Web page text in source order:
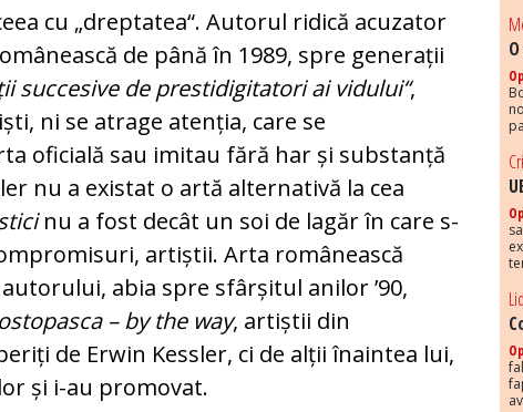
cu „dreptatea“. Autorul ridică acuzator
de până în 1989, spre generații
succesive de prestidigitatori ai vidului“,
ni se atrage atenția, care se
oficială sau imitau fără har și substanță
nu a existat o artă alternativă la cea
nu a fost decât un soi de lagăr în care s-
artiștii. Arta românească
abia spre sfârșitul anilor ’90,
– by the way, artiștii din
de Erwin Kessler, ci de alții înaintea lui,
și i-au promovat.